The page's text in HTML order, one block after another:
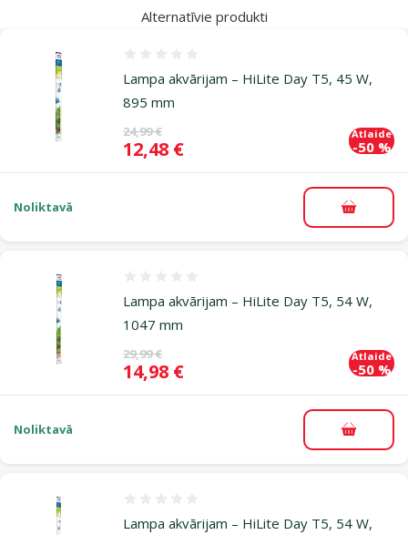
Alternatīvie produkti
Lampa akvārijam – HiLite Day T5, 45 W,
895 mm
Oriģinālā cena
24,99 €
Cena
12,48 €
Atlaide
-50 %
Noliktavā
Lampa akvārijam – HiLite Day T5, 54 W,
1047 mm
Oriģinālā cena
29,99 €
Cena
14,98 €
Atlaide
-50 %
Noliktavā
Lampa akvārijam – HiLite Day T5, 54 W,